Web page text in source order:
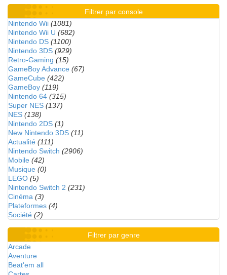
Filtrer par console
Nintendo Wii (1081)
Nintendo Wii U (682)
Nintendo DS (1100)
Nintendo 3DS (929)
Retro-Gaming (15)
GameBoy Advance (67)
GameCube (422)
GameBoy (119)
Nintendo 64 (315)
Super NES (137)
NES (138)
Nintendo 2DS (1)
New Nintendo 3DS (11)
Actualité (111)
Nintendo Switch (2906)
Mobile (42)
Musique (0)
LEGO (5)
Nintendo Switch 2 (231)
Cinéma (3)
Plateformes (4)
Société (2)
Filtrer par genre
Arcade
Aventure
Beat'em all